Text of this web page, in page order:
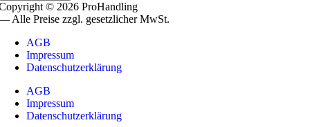
© 2026 ProHandling
Alle Preise zzgl. gesetzlicher MwSt.
AGB
Impressum
Datenschutzerklärung
AGB
Impressum
Datenschutzerklärung